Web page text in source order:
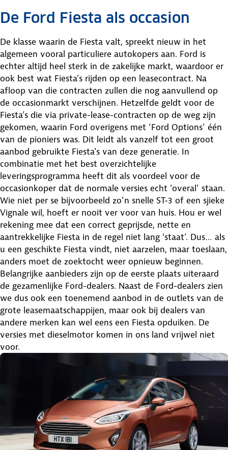
De Ford Fiesta als occasion
De klasse waarin de Fiesta valt, spreekt nieuw in het
algemeen vooral particuliere autokopers aan. Ford is
echter altijd heel sterk in de zakelijke markt, waardoor er
ook best wat Fiesta’s rijden op een leasecontract. Na
afloop van die contracten zullen die nog aanvullend op
de occasionmarkt verschijnen. Hetzelfde geldt voor de
Fiesta’s die via private-lease-contracten op de weg zijn
gekomen, waarin Ford overigens met ‘Ford Options’ één
van de pioniers was. Dit leidt als vanzelf tot een groot
aanbod gebruikte Fiesta’s van deze generatie. In
combinatie met het best overzichtelijke
leveringsprogramma heeft dit als voordeel voor de
occasionkoper dat de normale versies echt ‘overal’ staan.
Wie niet per se bijvoorbeeld zo’n snelle ST-3 of een sjieke
Vignale wil, hoeft er nooit ver voor van huis. Hou er wel
rekening mee dat een correct geprijsde, nette en
aantrekkelijke Fiesta in de regel niet lang ‘staat’. Dus… als
u een geschikte Fiesta vindt, niet aarzelen, maar toeslaan,
anders moet de zoektocht weer opnieuw beginnen.
Belangrijke aanbieders zijn op de eerste plaats uiteraard
de gezamenlijke Ford-dealers. Naast de Ford-dealers zien
we dus ook een toenemend aanbod in de outlets van de
grote leasemaatschappijen, maar ook bij dealers van
andere merken kan wel eens een Fiesta opduiken. De
versies met dieselmotor komen in ons land vrijwel niet
voor.